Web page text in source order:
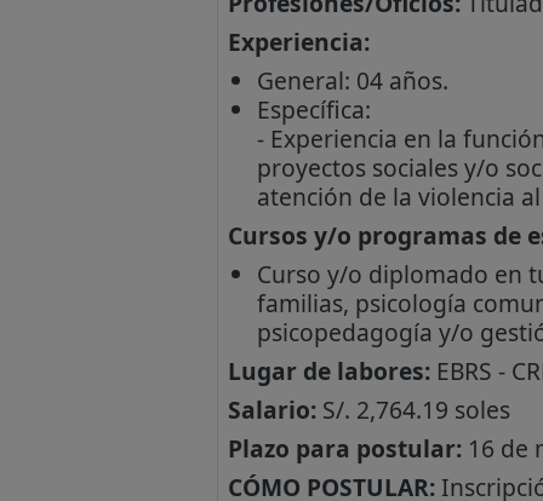
Experiencia:
General: 04 años.
Específica:
- Experiencia en la
proyectos sociales y/o
atención de la violencia
Cursos y/o programas de
Curso y/o diplomado en
familias, psicología
psicopedagogía y/o
Lugar de labores:EBRS -
Salario:S/. 2,764.19 soles
Plazo para postular:16 de
CÓMO POSTULAR: